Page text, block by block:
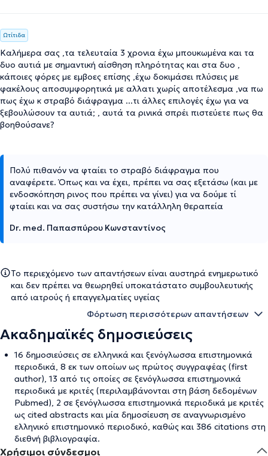
Ωτίτιδα
Καλήμερα σας ,τα τελευταία 3 χρονια έχω μπουκωμένα και τα
δυο αυτιά με σημαντική αίσθηση πληρότητας και στα δυο ,
κάποιες φόρες με εμβοες επίσης ,έχω δοκιμάσει πλύσεις με
φακέλους αποσυμφορητικά με αλλατι χωρίς αποτέλεσμα ,να πω
πως έχω κ στραβό διάφραγμα ...τι άλλες επιλογές έχω για να
ξεβουλώσουν τα αυτιά; , αυτά τα ρινικά σπρέι πιστεύετε πως θα
βοηθούσανε?
Πολύ πιθανόν να φταίει το στραβό διάφραγμα που
αναφέρετε. Όπως και να έχει, πρέπει να σας εξετάσω (και με
ενδοσκόπηση ρινος που πρέπει να γίνει) για να δούμε τί
φταίει και να σας συστήσω την κατάλληλη θεραπεία
Dr. med. Παπασπύρου Κωνσταντίνος
Το περιεχόμενο των απαντήσεων είναι αυστηρά ενημερωτικό
και δεν πρέπει να θεωρηθεί υποκατάστατο συμβουλευτικής
από ιατρούς ή επαγγελματίες υγείας
Φόρτωση περισσότερων απαντήσεων
Ακαδημαϊκές δημοσιεύσεις
16 δημοσιεύσεις σε ελληνικά και ξενόγλωσσα επιστημονικά
περιοδικά, 8 εκ των οποίων ως πρώτος συγγραφέας (first
author), 13 από τις οποίες σε ξενόγλωσσα επιστημονικά
περιοδικά με κριτές (περιλαμβάνονται στη βάση δεδομένων
Pubmed), 2 σε ξενόγλωσσα επιστημονικά περιοδικά με κριτές
ως cited abstracts και μία δημοσίευση σε αναγνωρισμένο
ελληνικό επιστημονικό περιοδικό, καθώς και 386 citations στη
διεθνή βιβλιογραφία.
Χρήσιμοι σύνδεσμοι